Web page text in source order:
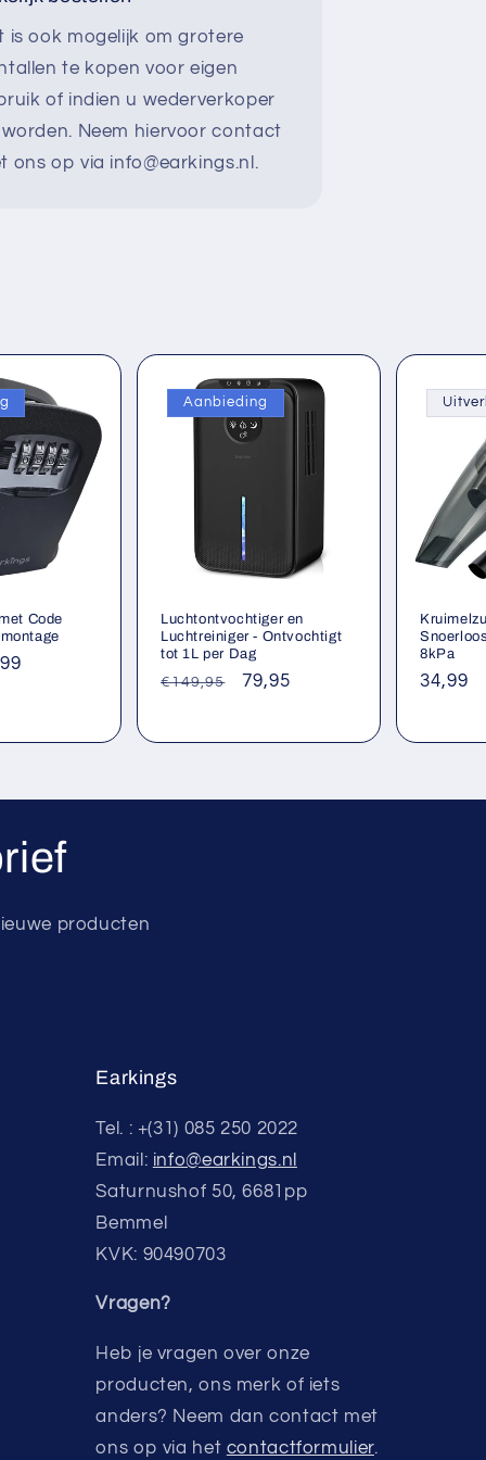
is ook mogelijk om grotere
te kopen voor eigen
of indien u wederverkoper
Neem hiervoor contact
ons op via info@earkings.nl.
Code
Aanbieding
Luchtontvochtiger en
Luchtreiniger - Ontvochtigt
tot 1L per Dag
Normale
€149,95 Aanbiedingsprijs
79,95
8kPa
34,99
producten
Earkings
Tel. : +(31) 085 250 2022
Email: info@earkings.nl
Saturnushof 50, 6681pp
Bemmel
KVK: 90490703
Vragen?
Heb je vragen over onze
producten, ons merk of iets
anders? Neem dan contact met
ons op via het contactformulier.